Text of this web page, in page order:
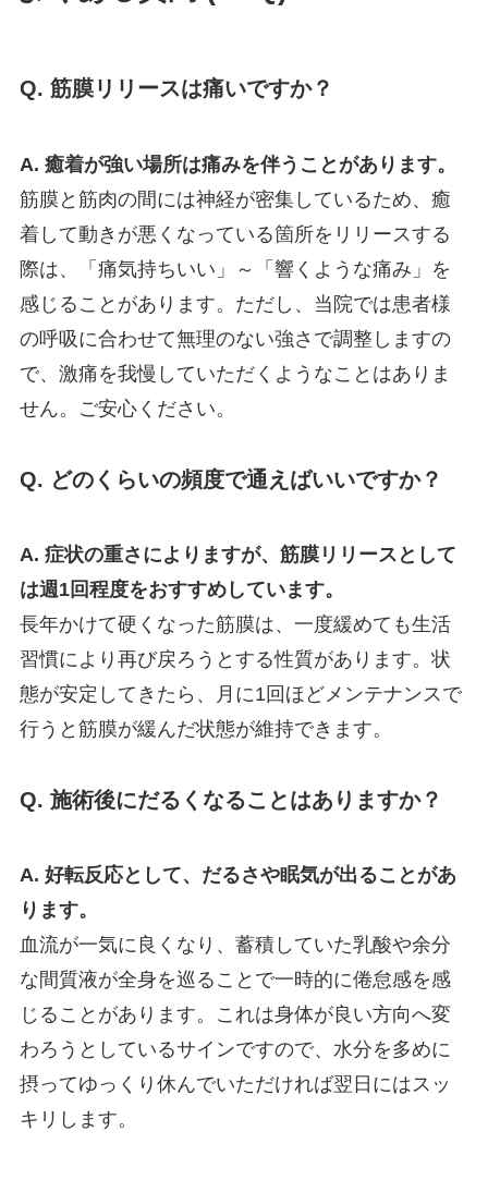
Q. 筋膜リリースは痛いですか？
A. 癒着が強い場所は痛みを伴うことがあります。
筋膜と筋肉の間には神経が密集しているため、癒
着して動きが悪くなっている箇所をリリースする
際は、「痛気持ちいい」～「響くような痛み」を
感じることがあります。ただし、当院では患者様
の呼吸に合わせて無理のない強さで調整しますの
で、激痛を我慢していただくようなことはありま
せん。ご安心ください。
Q. どのくらいの頻度で通えばいいですか？
A. 症状の重さによりますが、筋膜リリースとして
は週1回程度をおすすめしています。
長年かけて硬くなった筋膜は、一度緩めても生活
習慣により再び戻ろうとする性質があります。状
態が安定してきたら、月に1回ほどメンテナンスで
行うと筋膜が緩んだ状態が維持できます。
Q. 施術後にだるくなることはありますか？
A. 好転反応として、だるさや眠気が出ることがあ
ります。
血流が一気に良くなり、蓄積していた乳酸や余分
な間質液が全身を巡ることで一時的に倦怠感を感
じることがあります。これは身体が良い方向へ変
わろうとしているサインですので、水分を多めに
摂ってゆっくり休んでいただければ翌日にはスッ
キリします。